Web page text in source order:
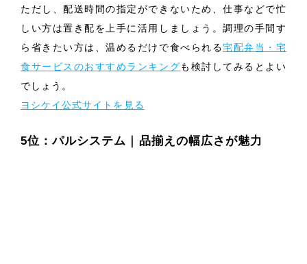
ただし、配送時間の指定ができないため、仕事などで忙
しい方は置き配を上手に活用しましょう。調理の手間す
ら省きたい方は、温めるだけで食べられる宅配弁当・宅
食サービスのおすすめランキングも検討してみるとよい
でしょう。
ヨシケイ公式サイトを見る
5位：パルシステム｜品揃えの幅広さが魅力